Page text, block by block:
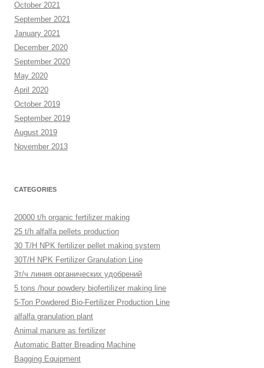
October 2021
September 2021
January 2021
December 2020
September 2020
May 2020
April 2020
October 2019
September 2019
August 2019
November 2013
CATEGORIES
20000 t/h organic fertilizer making
25 t/h alfalfa pellets production
30 T/H NPK fertilizer pellet making system
30T/H NPK Fertilizer Granulation Line
3т/ч линия органических удобрений
5 tons /hour powdery biofertilizer making line
5-Ton Powdered Bio-Fertilizer Production Line
alfalfa granulation plant
Animal manure as fertilizer
Automatic Batter Breading Machine
Bagging Equipment